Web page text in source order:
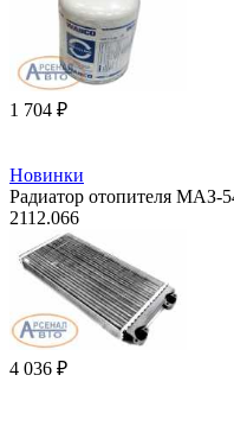
1 704 ₽
Новинки
Радиатор отопителя
2112.066
4 036 ₽